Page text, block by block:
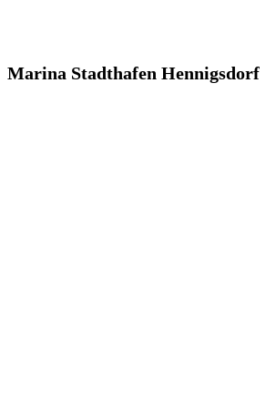
Marina Stadthafen Hennigsdorf